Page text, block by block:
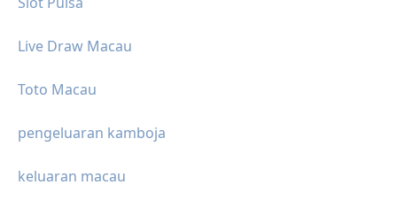
Live Draw Macau
Toto Macau
pengeluaran kamboja
keluaran macau